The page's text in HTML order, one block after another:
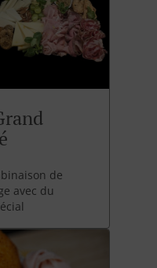
de
avec du